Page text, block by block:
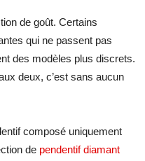
de goût. Certains
qui ne passent pas
des modèles plus discrets.
deux, c’est sans aucun
composé uniquement
de pendentif diamant